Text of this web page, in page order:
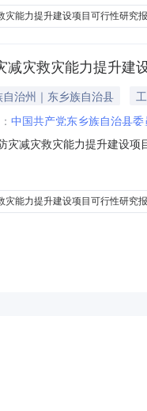
灾能力提升建设项目可行性研究
减灾救灾能力提升
治州｜东乡族自治县
中国共产党东乡族自治县
灾减灾救灾能力提升建设
别合同估算价1东乡县安全
灾能力提升建设项目可行性研究